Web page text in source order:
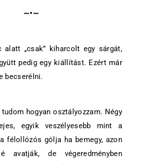
∼•∼
alatt „csak” kiharcolt egy sárgát,
pedig egy kiállítást. Ezért már
becserélni.
tudom hogyan osztályozzam. Négy
egyik veszélyesebb mint a
félollózós gólja ha bemegy, azon
avatják, de végeredményben